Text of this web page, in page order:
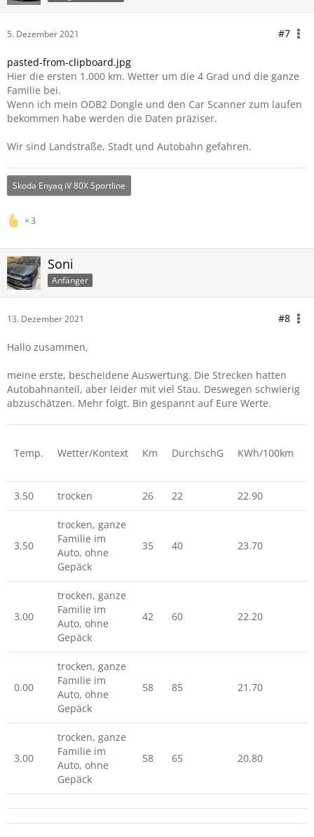
5. Dezember 2021 #7
pasted-from-clipboard.jpg
Hier die ersten 1.000 km. Wetter um die 4 Grad und die ganze
Familie bei.
Wenn ich mein ODB2 Dongle und den Car Scanner zum laufen
bekommen habe werden die Daten präziser.
Wir sind Landstraße, Stadt und Autobahn gefahren.
Skoda Enyaq iV 80X Sportline
3
Soni
Anfänger
13. Dezember 2021 #8
Hallo zusammen,
meine erste, bescheidene Auswertung. Die Strecken hatten
Autobahnanteil, aber leider mit viel Stau. Deswegen schwierig
abzuschätzen. Mehr folgt. Bin gespannt auf Eure Werte.
Temp. Wetter/Kontext Km DurchschG KWh/100km
3.50 trocken 26 22 22.90
3.50
trocken, ganze
Familie im
Auto, ohne
Gepäck
35 40 23.70
3.00
trocken, ganze
Familie im
Auto, ohne
Gepäck
42 60 22.20
0.00
trocken, ganze
Familie im
Auto, ohne
Gepäck
58 85 21.70
3.00
trocken, ganze
Familie im
Auto, ohne
Gepäck
58 65 20.80